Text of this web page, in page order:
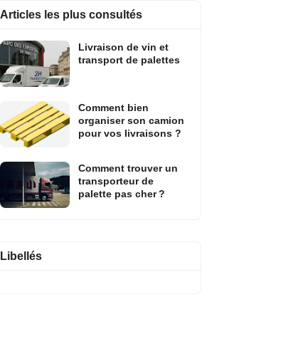
Articles les plus consultés
Livraison de vin et
transport de palettes
Comment bien
organiser son camion
pour vos livraisons ?
Comment trouver un
transporteur de
palette pas cher ?
Libellés